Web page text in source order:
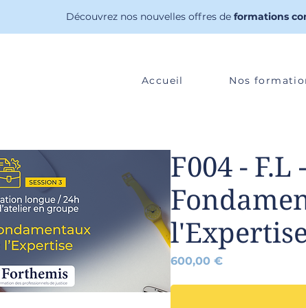
Découvrez nos nouvelles offres de formations
Accueil Nos
F004 - F.L
600,00 €Prix